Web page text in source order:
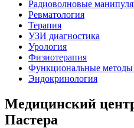
Радиоволновые
Ревматология
Терапия
УЗИ диагностика
Урология
Физиотерапия
Функциональные методы
Эндокринология
Медицинский
Пастера